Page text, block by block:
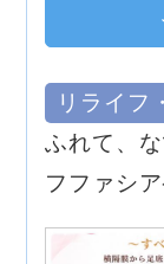
リライフ
ふれて、
フファシ